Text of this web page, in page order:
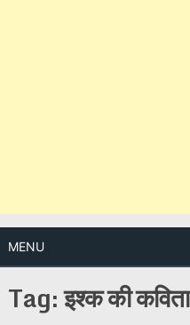
MENU
Tag:इश्क की कविता